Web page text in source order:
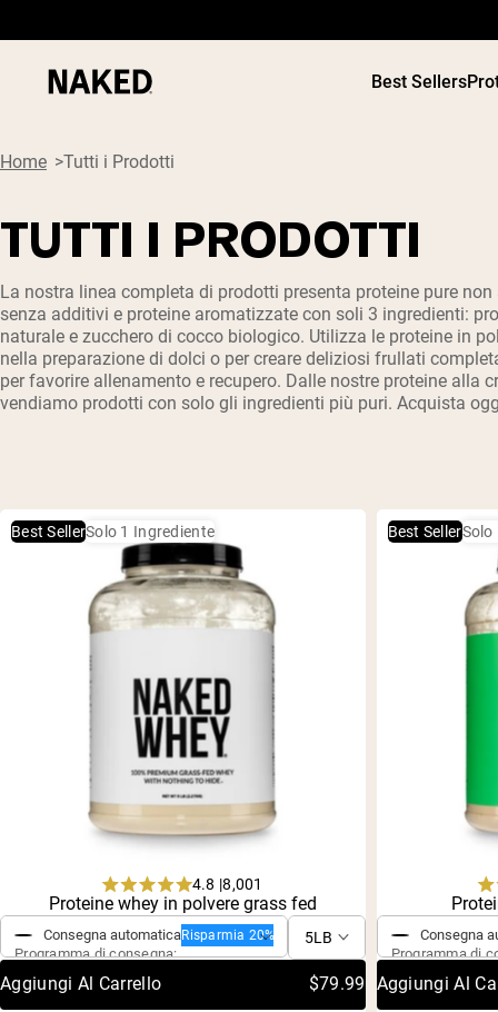
Best Sellers
Termini di ricerca popolari
”Protein Powder“
”Overnight Oats“
”Vegan protein“
”Collagen“
”Micellar Casein“
PROTEIN
Home Tutti i Prodotti
TUTTI I PRODOTTI
La nostra linea completa di prodotti presenta proteine pure
senza additivi e proteine aromatizzate con soli 3 ingredienti:
naturale e zucchero di cocco biologico. Utilizza le proteine in
nella preparazione di dolci o per creare deliziosi frullati
per favorire allenamento e recupero. Dalle nostre proteine alla
vendiamo prodotti con solo gli ingredienti più puri. Acquista
Best SellerSolo 1 Ingrediente
Rated
4.8
out
of
stars
4.8 |8,001
Proteine whey in polvere grass fed
Acquisto singolo
Consegna automaticaRisparmia 20%
Programma di consegna:
Aggiungi Al Carrello $79.99
Best SellerSolo
Acquisto
Consegna
Programma di
Aggiungi Al